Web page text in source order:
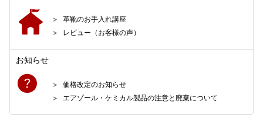
革靴のお手入れ講座
レビュー（お客様の声）
お知らせ
価格改定のお知らせ
エアゾール・ケミカル製品の注意と廃棄について